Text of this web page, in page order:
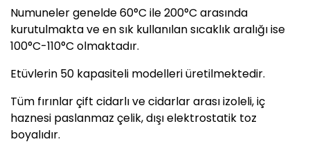
Numuneler genelde 60°C ile 200°C arasında
kurutulmakta ve en sık kullanılan sıcaklık aralığı ise
100°C-110°C olmaktadır.
Etüvlerin 50 kapasiteli modelleri üretilmektedir.
Tüm fırınlar çift cidarlı ve cidarlar arası izoleli, iç
haznesi paslanmaz çelik, dışı elektrostatik toz
boyalıdır.